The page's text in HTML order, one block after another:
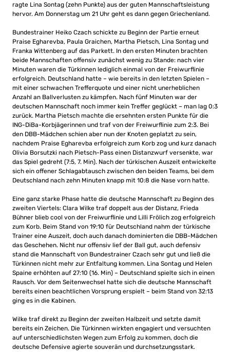
ragte Lina Sontag (zehn Punkte) aus der guten Mannschaftsleistung
hervor. Am Donnerstag um 21 Uhr geht es dann gegen Griechenland.
Bundestrainer Heiko Czach schickte zu Beginn der Partie erneut
Praise Egharevba, Paula Graichen, Martha Pietsch, Lina Sontag und
Franka Wittenberg auf das Parkett. In den ersten Minuten brachten
beide Mannschaften offensiv zunächst wenig zu Stande: nach vier
Minuten waren die Türkinnen lediglich einmal von der Freiwurflinie
erfolgreich. Deutschland hatte – wie bereits in den letzten Spielen –
mit einer schwachen Trefferquote und einer nicht unerheblichen
Anzahl an Ballverlusten zu kämpfen. Nach fünf Minuten war der
deutschen Mannschaft noch immer kein Treffer geglückt – man lag 0:3
zurück. Martha Pietsch machte die ersehnten ersten Punkte für die
ING-DiBa-Korbjägerinnen und traf von der Freiwurflinie zum 2:3. Bei
den DBB-Mädchen schien aber nun der Knoten geplatzt zu sein,
nachdem Praise Egharevba erfolgreich zum Korb zog und kurz danach
Olivia Borsutzki nach Pietsch-Pass einen Distanzwurf versenkte, war
das Spiel gedreht (7:5, 7. Min). Nach der türkischen Auszeit entwickelte
sich ein offener Schlagabtausch zwischen den beiden Teams, bei dem
Deutschland nach zehn Minuten knapp mit 10:8 die Nase vorn hatte.
Eine ganz starke Phase hatte die deutsche Mannschaft zu Beginn des
zweiten Viertels: Clara Wilke traf doppelt aus der Distanz, Frieda
Bühner blieb cool von der Freiwurflinie und Lilli Frölich zog erfolgreich
zum Korb. Beim Stand von 19:10 für Deutschland nahm der türkische
Trainer eine Auszeit, doch auch danach dominierten die DBB-Mädchen
das Geschehen. Nicht nur offensiv lief der Ball gut, auch defensiv
stand die Mannschaft von Bundestrainer Czach sehr gut und ließ die
Türkinnen nicht mehr zur Entfaltung kommen. Lina Sontag und Helen
Spaine erhöhten auf 27:10 (16. Min) – Deutschland spielte sich in einen
Rausch. Vor dem Seitenwechsel hatte sich die deutsche Mannschaft
bereits einen beachtlichen Vorsprung erspielt – beim Stand von 32:13
ging es in die Kabinen.
Wilke traf direkt zu Beginn der zweiten Halbzeit und setzte damit
bereits ein Zeichen. Die Türkinnen wirkten engagiert und versuchten
auf unterschiedlichsten Wegen zum Erfolg zu kommen, doch die
deutsche Defensive agierte souverän und durchsetzungsstark.